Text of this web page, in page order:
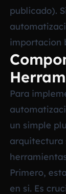
publicado).
importacion
Para
un simple
arquitectura
Primero,
en si. Es